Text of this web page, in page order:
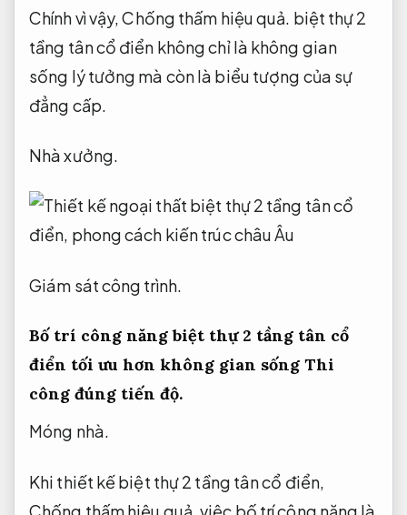
Chính vì vậy,Chống thấm hiệu quả. biệt thự 2
tầng tân cổ điển không chỉ là không gian
sống lý tưởng mà còn là biểu tượng của sự
đẳng cấp.
Nhà xưởng.
Giám sát công trình.
Bố trí công năng biệt thự 2 tầng tân cổ
điển tối ưu hơn không gian sống Thi
công đúng tiến độ.
Móng nhà.
Khi thiết kế biệt thự 2 tầng tân cổ điển,
Chống thấm hiệu quả. việc bố trí công năng là